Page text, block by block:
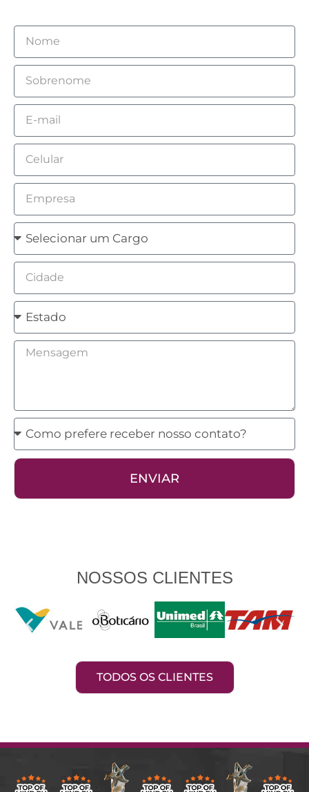
Nome
Sobrenome
Email
Celular
Empresa
Cargo
Cidade
Estado
Mensagem
Como
prefere
receber
contato?
ENVIAR
NOSSOS CLIENTES
TODOS OS CLIENTES